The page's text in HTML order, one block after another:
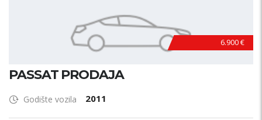
6.900 €
PASSAT PRODAJA
Godište vozila 2011